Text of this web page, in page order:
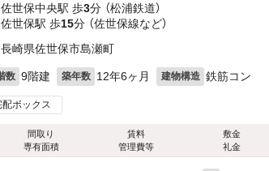
佐世保中央駅 歩3分 （松浦鉄道）
佐世保駅 歩15分 （佐世保線など）
長崎県佐世保市島瀬町
数 9階建 築年数 12年6ヶ月 建物構造 鉄筋コン
配ボックス
間取り
専有面積
賃料
管理費等
敷金
礼金